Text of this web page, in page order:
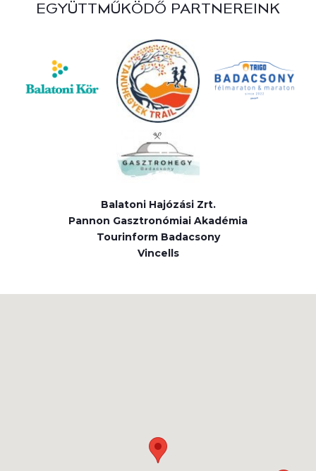
EGYÜTTMŰKÖDŐ PARTNEREINK
Balatoni Hajózási Zrt.
Pannon Gasztronómiai Akadémia
Tourinform Badacsony
Vincells